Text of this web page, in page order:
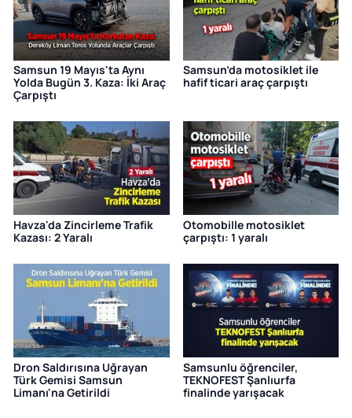
Samsun 19 Mayıs'ta Aynı
Yolda Bugün 3. Kaza: İki Araç
Çarpıştı
Samsun’da motosiklet ile
hafif ticari araç çarpıştı
Havza'da Zincirleme Trafik
Kazası: 2 Yaralı
Otomobille motosiklet
çarpıştı: 1 yaralı
Dron Saldırısına Uğrayan
Türk Gemisi Samsun
Limanı'na Getirildi
Samsunlu öğrenciler,
TEKNOFEST Şanlıurfa
finalinde yarışacak